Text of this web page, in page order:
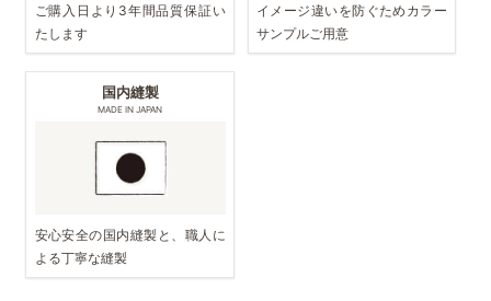
ご購入日より3年間品質保証い
たします
イメージ違いを防ぐためカラー
サンプルご用意
国内縫製
MADE IN JAPAN
安心安全の国内縫製と、職人に
よる丁寧な縫製